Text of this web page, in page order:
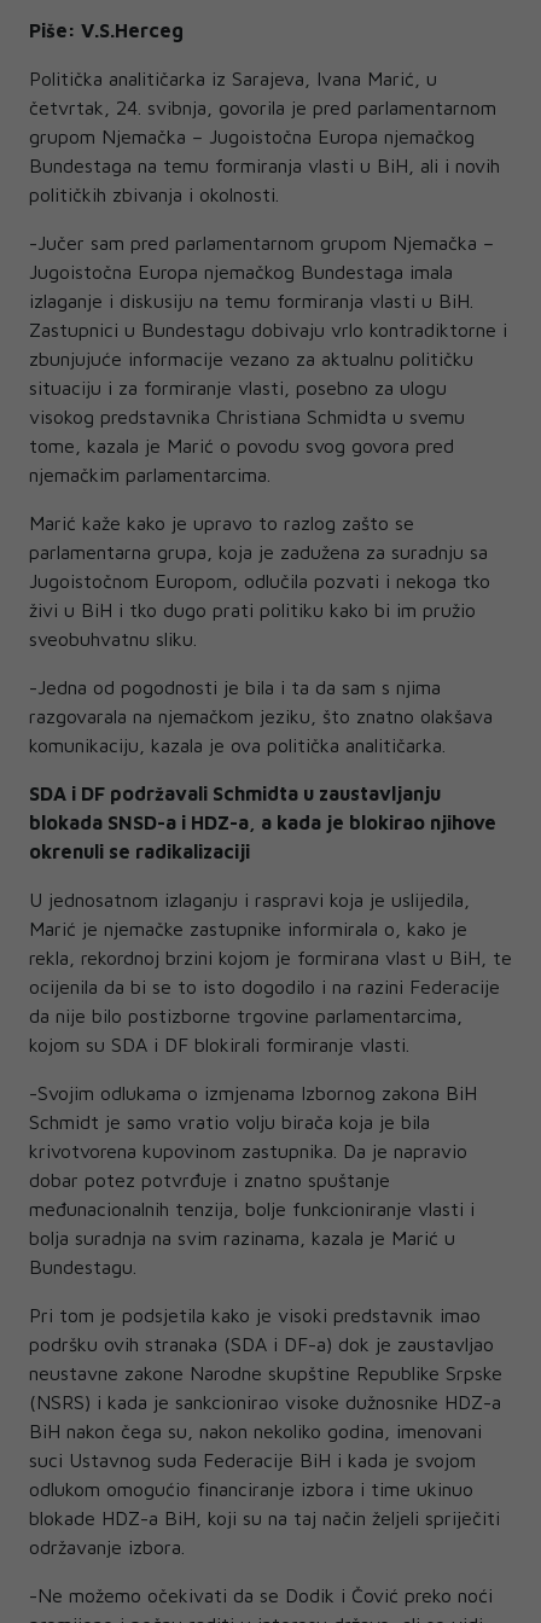
Piše: V.S.Herceg
Politička analitičarka iz Sarajeva, Ivana Marić, u
četvrtak, 24. svibnja, govorila je pred parlamentarnom
grupom Njemačka – Jugoistočna Europa njemačkog
Bundestaga na temu formiranja vlasti u BiH, ali i novih
političkih zbivanja i okolnosti.
-Jučer sam pred parlamentarnom grupom Njemačka –
Jugoistočna Europa njemačkog Bundestaga imala
izlaganje i diskusiju na temu formiranja vlasti u BiH.
Zastupnici u Bundestagu dobivaju vrlo kontradiktorne i
zbunjujuće informacije vezano za aktualnu političku
situaciju i za formiranje vlasti, posebno za ulogu
visokog predstavnika Christiana Schmidta u svemu
tome, kazala je Marić o povodu svog govora pred
njemačkim parlamentarcima.
Marić kaže kako je upravo to razlog zašto se
parlamentarna grupa, koja je zadužena za suradnju sa
Jugoistočnom Europom, odlučila pozvati i nekoga tko
živi u BiH i tko dugo prati politiku kako bi im pružio
sveobuhvatnu sliku.
-Jedna od pogodnosti je bila i ta da sam s njima
razgovarala na njemačkom jeziku, što znatno olakšava
komunikaciju, kazala je ova politička analitičarka.
SDA i DF podržavali Schmidta u zaustavljanju
blokada SNSD-a i HDZ-a, a kada je blokirao njihove
okrenuli se radikalizaciji
U jednosatnom izlaganju i raspravi koja je uslijedila,
Marić je njemačke zastupnike informirala o, kako je
rekla, rekordnoj brzini kojom je formirana vlast u BiH, te
ocijenila da bi se to isto dogodilo i na razini Federacije
da nije bilo postizborne trgovine parlamentarcima,
kojom su SDA i DF blokirali formiranje vlasti.
-Svojim odlukama o izmjenama Izbornog zakona BiH
Schmidt je samo vratio volju birača koja je bila
krivotvorena kupovinom zastupnika. Da je napravio
dobar potez potvrđuje i znatno spuštanje
međunacionalnih tenzija, bolje funkcioniranje vlasti i
bolja suradnja na svim razinama, kazala je Marić u
Bundestagu.
Pri tom je podsjetila kako je visoki predstavnik imao
podršku ovih stranaka (SDA i DF-a) dok je zaustavljao
neustavne zakone Narodne skupštine Republike Srpske
(NSRS) i kada je sankcionirao visoke dužnosnike HDZ-a
BiH nakon čega su, nakon nekoliko godina, imenovani
suci Ustavnog suda Federacije BiH i kada je svojom
odlukom omogućio financiranje izbora i time ukinuo
blokade HDZ-a BiH, koji su na taj način željeli spriječiti
održavanje izbora.
-Ne možemo očekivati da se Dodik i Čović preko noći